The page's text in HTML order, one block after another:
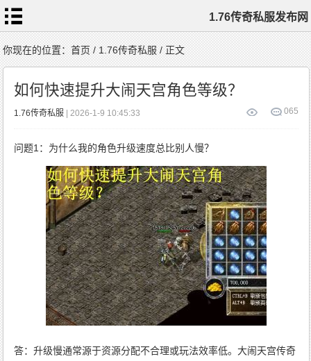
1.76传奇私服发布网
首
页
1.76
传
奇
私
1.76
复
1.76
精
品
1.76
标
签
云
你现在的位置：首页/1.76传奇私服/ 正文
如何快速提升大闹天宫角色等级？
65
0
1.76传奇私服 | 2026-1-9 10:45:33
问题1：为什么我的角色升级速度总比别人慢？
答：升级慢通常源于资源分配不合理或玩法效率低。大闹天宫传奇